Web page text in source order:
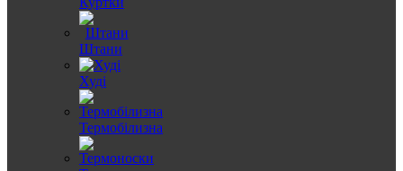
Штани
Худі
Термобілизна